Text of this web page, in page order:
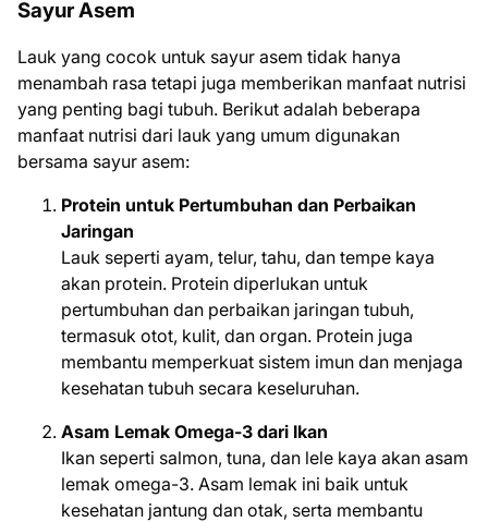
Sayur Asem
Lauk yang cocok untuk sayur asem tidak hanya
menambah rasa tetapi juga memberikan manfaat nutrisi
yang penting bagi tubuh. Berikut adalah beberapa
manfaat nutrisi dari lauk yang umum digunakan
bersama sayur asem:
Protein untuk Pertumbuhan dan Perbaikan
Jaringan
Lauk seperti ayam, telur, tahu, dan tempe kaya
akan protein. Protein diperlukan untuk
pertumbuhan dan perbaikan jaringan tubuh,
termasuk otot, kulit, dan organ. Protein juga
membantu memperkuat sistem imun dan menjaga
kesehatan tubuh secara keseluruhan.
Asam Lemak Omega-3 dari Ikan
Ikan seperti salmon, tuna, dan lele kaya akan asam
lemak omega-3. Asam lemak ini baik untuk
kesehatan jantung dan otak, serta membantu